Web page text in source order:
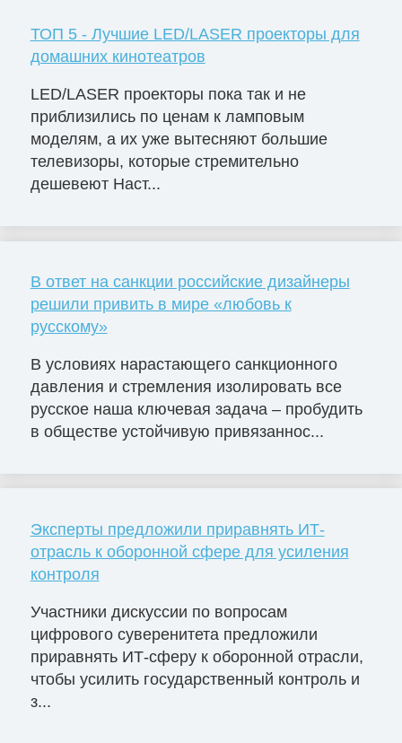
ТОП 5 - Лучшие LED/LASER проекторы для
домашних кинотеатров
LED/LASER проекторы пока так и не
приблизились по ценам к ламповым
моделям, а их уже вытесняют большие
телевизоры, которые стремительно
дешевеют Наст...
В ответ на санкции российские дизайнеры
решили привить в мире «любовь к
русскому»
В условиях нарастающего санкционного
давления и стремления изолировать все
русское наша ключевая задача – пробудить
в обществе устойчивую привязаннос...
Эксперты предложили приравнять ИТ-
отрасль к оборонной сфере для усиления
контроля
Участники дискуссии по вопросам
цифрового суверенитета предложили
приравнять ИТ-сферу к оборонной отрасли,
чтобы усилить государственный контроль и
з...